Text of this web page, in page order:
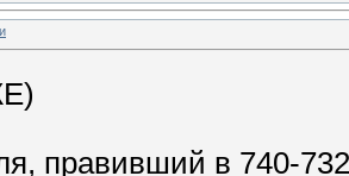
правивший в 740-732